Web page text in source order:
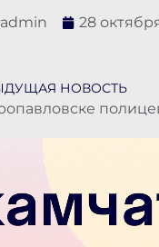
28
НОВОСТЬ